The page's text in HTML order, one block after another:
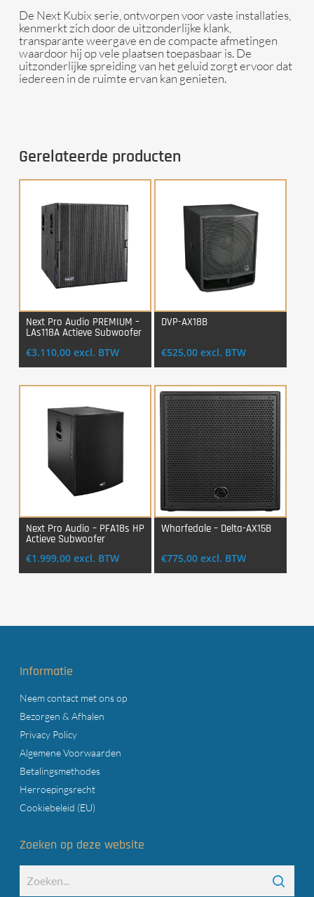
De Next Kubix serie, ontworpen voor vaste installaties,
kenmerkt zich door de uitzonderlijke klank,
transparante weergave en de compacte afmetingen
waardoor hij op vele plaatsen toepasbaar is. De
uitzonderlijke spreiding van het geluid zorgt ervoor dat
iedereen in de ruimte ervan kan genieten.
Gerelateerde producten
Login Voor Aankoop
Next Pro Audio PREMIUM –
LAs118A Actieve Subwoofer
€3.110,00 excl. BTW
DVP-AX18B
€525,00 excl. BTW
Login Voor Aankoop
Next Pro Audio – PFA18s HP
Actieve Subwoofer
€1.999,00 excl. BTW
Wharfedale – Delta-AX15B
€775,00 excl. BTW
Informatie
Neem contact met ons op
Bezorgen & Afhalen
Privacy Policy
Algemene Voorwaarden
Betalingsmethodes
Herroepingsrecht
Cookiebeleid (EU)
Zoeken op deze website